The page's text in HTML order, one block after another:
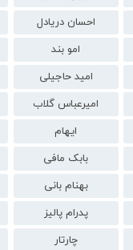
احسان دریادل
امو بند
امید حاجیلی
امیرعباس گلاب
ایهام
بابک مافی
بهنام بانی
پدرام پالیز
چارتار